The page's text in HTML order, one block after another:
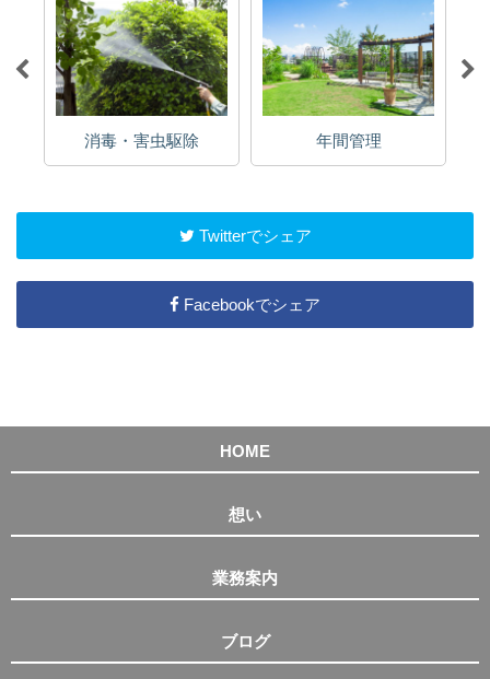
消毒・害虫駆除 年間管理
Twitterでシェア
Facebookでシェア
HOME
想い
業務案内
ブログ